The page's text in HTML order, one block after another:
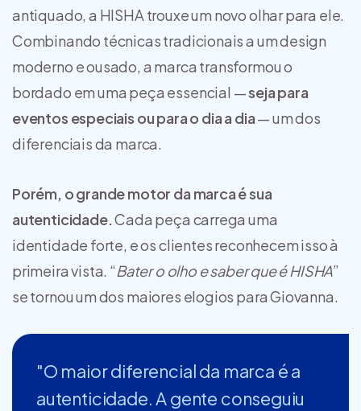
antiquado, a HISHA trouxe um novo olhar para ele.
Combinando técnicas tradicionais a um design
moderno e ousado, a marca transformou o
bordado em uma peça essencial —seja para
eventos especiais ou para o dia a dia— um dos
diferenciais da marca.
Porém, o grande motor da marca é sua
autenticidade.Cada peça carrega uma
identidade forte, e os clientes reconhecem isso à
primeira vista. “Bater o olho e saber que é HISHA”
se tornou um dos maiores elogios para Giovanna.
"O maior diferencial da marca é a
autenticidade. A gente conseguiu